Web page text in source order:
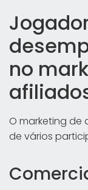
no
O marketing
de vários